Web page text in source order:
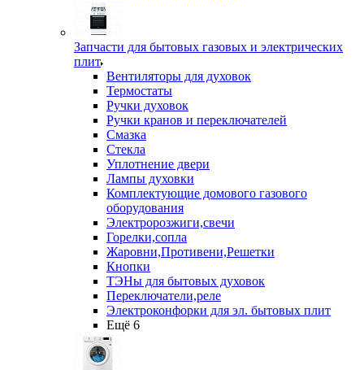
Запчасти для бытовых газовых и электрических
плит
Вентиляторы для духовок
Термостаты
Ручки духовок
Ручки кранов и переключателей
Смазка
Стекла
Уплотнение двери
Лампы духовки
Комплектующие домового газового
оборудования
Электророзжиги,свечи
Горелки,сопла
Жаровни,Противени,Решетки
Кнопки
ТЭНы для бытовых духовок
Переключатели,реле
Электроконфорки для эл. бытовых плит
Ещё 6